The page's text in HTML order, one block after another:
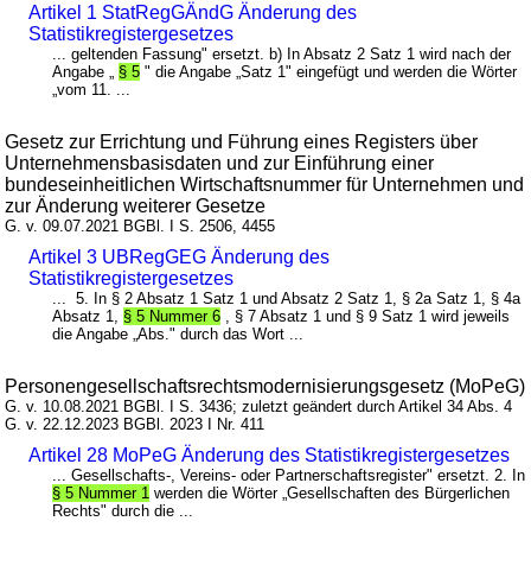
Artikel 1 StatRegGÄndG Änderung des
Statistikregistergesetzes
... geltenden Fassung" ersetzt. b) In Absatz 2 Satz 1 wird nach der
Angabe „ § 5 " die Angabe „Satz 1" eingefügt und werden die Wörter
„vom 11. ...
Gesetz zur Errichtung und Führung eines Registers über
Unternehmensbasisdaten und zur Einführung einer
bundeseinheitlichen Wirtschaftsnummer für Unternehmen und
zur Änderung weiterer Gesetze
G. v. 09.07.2021 BGBl. I S. 2506, 4455
Artikel 3 UBRegGEG Änderung des
Statistikregistergesetzes
... 5. In § 2 Absatz 1 Satz 1 und Absatz 2 Satz 1, § 2a Satz 1, § 4a
Absatz 1, § 5 Nummer 6 , § 7 Absatz 1 und § 9 Satz 1 wird jeweils
die Angabe „Abs." durch das Wort ...
Personengesellschaftsrechtsmodernisierungsgesetz (MoPeG)
G. v. 10.08.2021 BGBl. I S. 3436; zuletzt geändert durch Artikel 34 Abs. 4
G. v. 22.12.2023 BGBl. 2023 I Nr. 411
Artikel 28 MoPeG Änderung des Statistikregistergesetzes
... Gesellschafts-, Vereins- oder Partnerschaftsregister" ersetzt. 2. In
§ 5 Nummer 1 werden die Wörter „Gesellschaften des Bürgerlichen
Rechts" durch die ...